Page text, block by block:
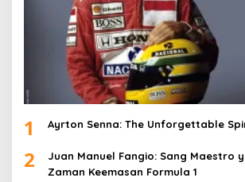
1 Ayrton Senna: The Unforgettable
2
Juan Manuel Fangio: Sang Maestro
Zaman Keemasan Formula 1